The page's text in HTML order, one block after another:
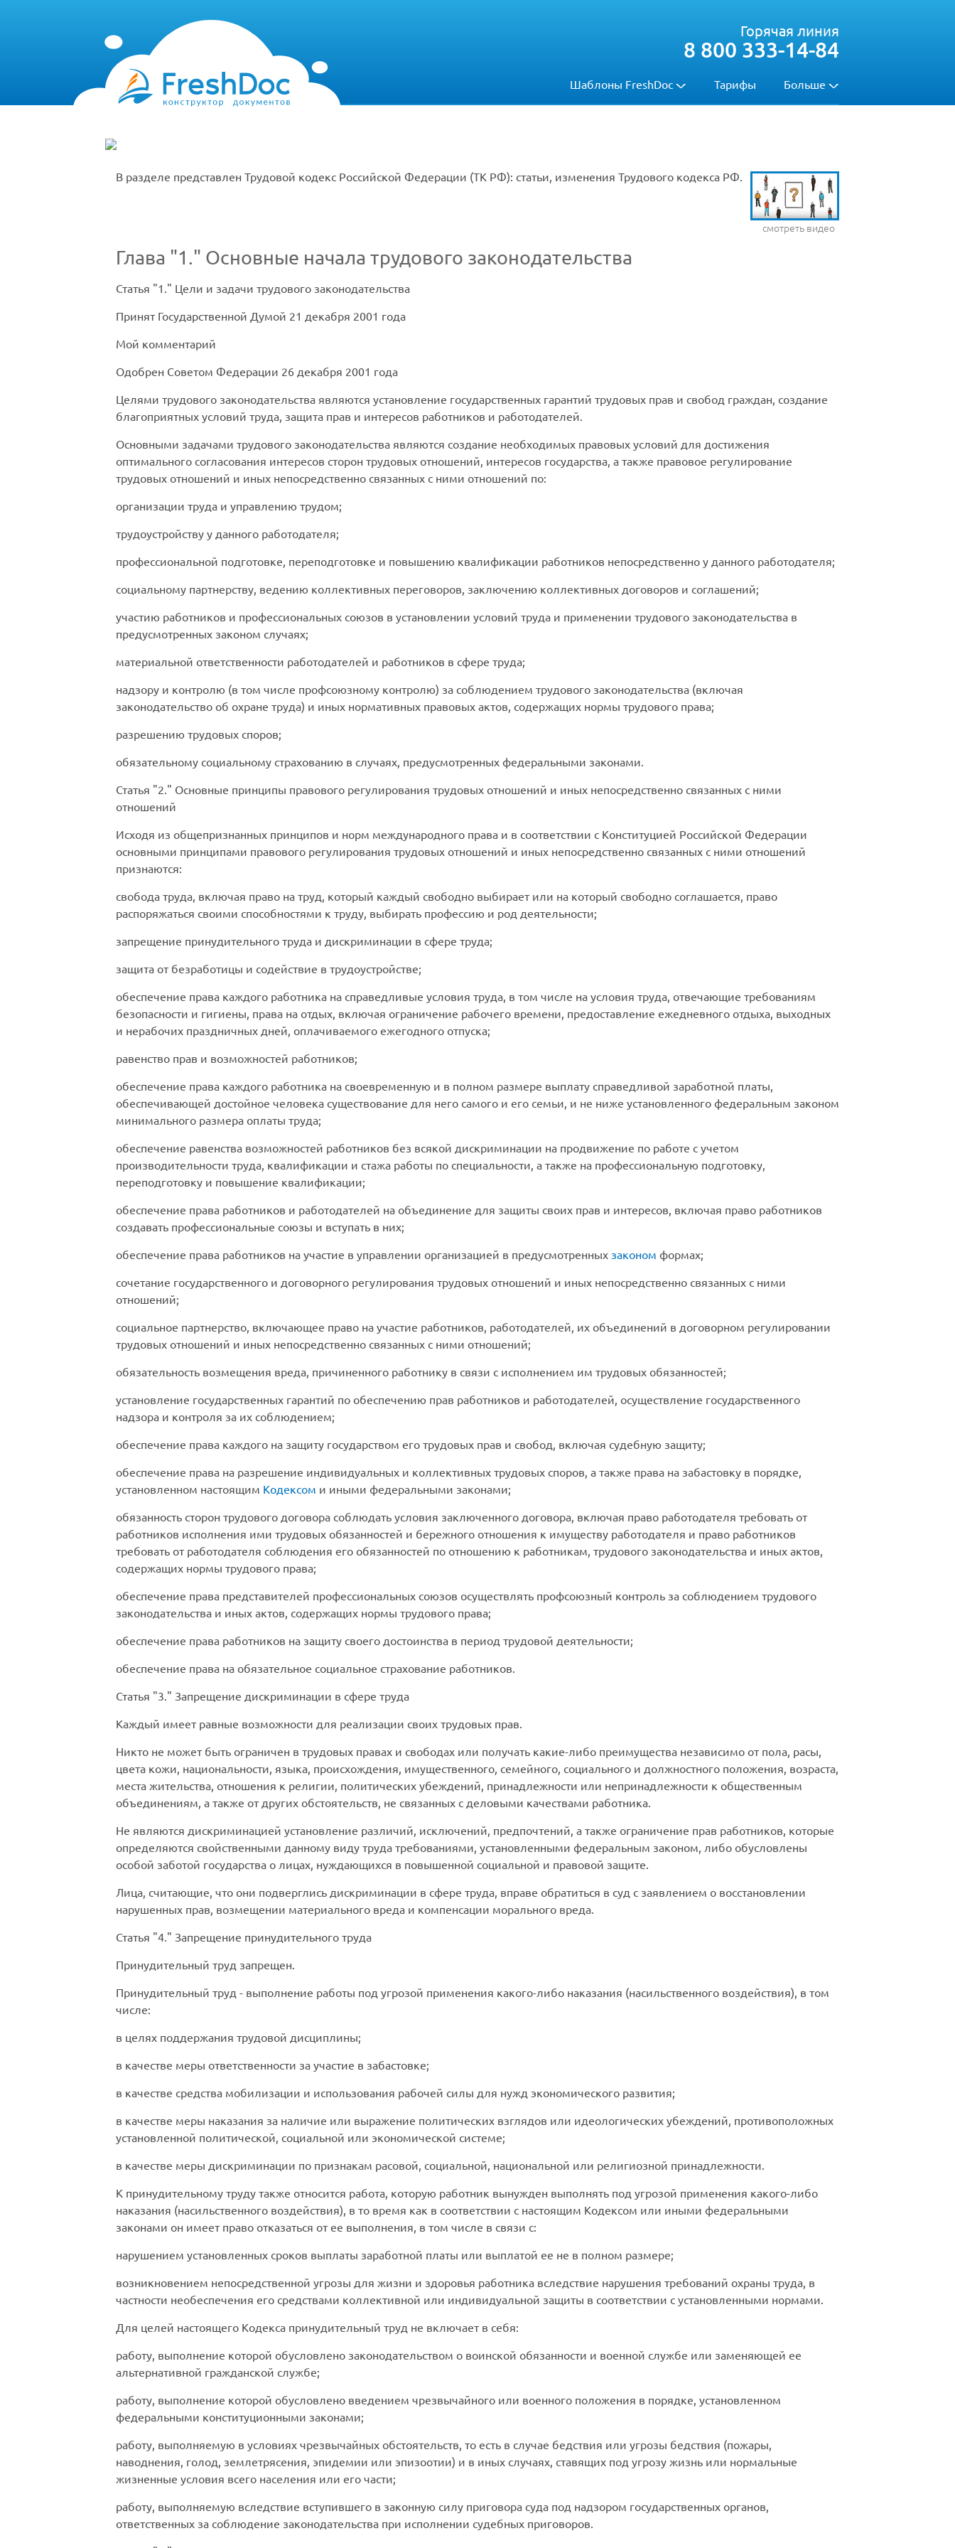
Шаблоны FreshDoc Тарифы Больше
Горячая линия
8 800 333-14-84
смотреть видео
В разделе представлен Трудовой кодекс Российской Федерации (ТК РФ): статьи, изменения Трудового кодекса РФ.
Глава 1. Основные начала трудового законодательства
Статья 1.
Цели и задачи трудового законодательства
Принят Государственной Думой 21 декабря 2001 года
Мой комментарий
Одобрен Советом Федерации 26 декабря 2001 года
Целями трудового законодательства являются установление государственных гарантий трудовых прав и свобод граждан, создание
благоприятных условий труда, защита прав и интересов работников и работодателей.
Основными задачами трудового законодательства являются создание необходимых правовых условий для достижения
оптимального согласования интересов сторон трудовых отношений, интересов государства, а также правовое регулирование
трудовых отношений и иных непосредственно связанных с ними отношений по:
организации труда и управлению трудом;
трудоустройству у данного работодателя;
профессиональной подготовке, переподготовке и повышению квалификации работников непосредственно у данного работодателя;
социальному партнерству, ведению коллективных переговоров, заключению коллективных договоров и соглашений;
участию работников и профессиональных союзов в установлении условий труда и применении трудового законодательства в
предусмотренных законом случаях;
материальной ответственности работодателей и работников в сфере труда;
надзору и контролю (в том числе профсоюзному контролю) за соблюдением трудового законодательства (включая
законодательство об охране труда) и иных нормативных правовых актов, содержащих нормы трудового права;
разрешению трудовых споров;
обязательному социальному страхованию в случаях, предусмотренных федеральными законами.
Статья
2.
Основные принципы правового регулирования трудовых отношений и иных непосредственно связанных с ними
отношений
Исходя из общепризнанных принципов и норм международного права и в соответствии с Конституцией Российской Федерации
основными принципами правового регулирования трудовых отношений и иных непосредственно связанных с ними отношений
признаются:
свобода труда, включая право на труд, который каждый свободно выбирает или на который свободно соглашается, право
распоряжаться своими способностями к труду, выбирать профессию и род деятельности;
запрещение принудительного труда и дискриминации в сфере труда;
защита от безработицы и содействие в трудоустройстве;
обеспечение права каждого работника на справедливые условия труда, в том числе на условия труда, отвечающие требованиям
безопасности и гигиены, права на отдых, включая ограничение рабочего времени, предоставление ежедневного отдыха, выходных
и нерабочих праздничных дней, оплачиваемого ежегодного отпуска;
равенство прав и возможностей работников;
обеспечение права каждого работника на своевременную и в полном размере выплату справедливой заработной платы,
обеспечивающей достойное человека существование для него самого и его семьи, и не ниже установленного федеральным законом
минимального размера оплаты труда;
обеспечение равенства возможностей работников без всякой дискриминации на продвижение по работе с учетом
производительности труда, квалификации и стажа работы по специальности, а также на профессиональную подготовку,
переподготовку и повышение квалификации;
обеспечение права работников и работодателей на объединение для защиты своих прав и интересов, включая право работников
создавать профессиональные союзы и вступать в них;
обеспечение права работников на участие в управлении организацией в предусмотренных законом формах;
сочетание государственного и договорного регулирования трудовых отношений и иных непосредственно связанных с ними
отношений;
социальное партнерство, включающее право на участие работников, работодателей, их объединений в договорном регулировании
трудовых отношений и иных непосредственно связанных с ними отношений;
обязательность возмещения вреда, причиненного работнику в связи с исполнением им трудовых обязанностей;
установление государственных гарантий по обеспечению прав работников и работодателей, осуществление государственного
надзора и контроля за их соблюдением;
обеспечение права каждого на защиту государством его трудовых прав и свобод, включая судебную защиту;
обеспечение права на разрешение индивидуальных и коллективных трудовых споров, а также права на забастовку в порядке,
установленном настоящим Кодексом и иными федеральными законами;
обязанность сторон трудового договора соблюдать условия заключенного договора, включая право работодателя требовать от
работников исполнения ими трудовых обязанностей и бережного отношения к имуществу работодателя и право работников
требовать от работодателя соблюдения его обязанностей по отношению к работникам, трудового законодательства и иных актов,
содержащих нормы трудового права;
обеспечение права представителей профессиональных союзов осуществлять профсоюзный контроль за соблюдением трудового
законодательства и иных актов, содержащих нормы трудового права;
обеспечение права работников на защиту своего достоинства в период трудовой деятельности;
обеспечение права на обязательное социальное страхование работников.
Статья
3. Запрещение дискриминации в сфере труда
Каждый имеет равные возможности для реализации своих трудовых прав.
Никто не может быть ограничен в трудовых правах и свободах или получать какие-либо преимущества независимо от пола, расы,
цвета кожи, национальности, языка, происхождения, имущественного, семейного, социального и должностного положения, возраста,
места жительства, отношения к религии, политических убеждений, принадлежности или непринадлежности к общественным
объединениям, а также от других обстоятельств, не связанных с деловыми качествами работника.
Не являются дискриминацией установление различий, исключений, предпочтений, а также ограничение прав работников, которые
определяются свойственными данному виду труда требованиями, установленными федеральным законом, либо обусловлены
особой заботой государства о лицах, нуждающихся в повышенной социальной и правовой защите.
Лица, считающие, что они подверглись дискриминации в сфере труда, вправе обратиться в суд с заявлением о восстановлении
нарушенных прав, возмещении материального вреда и компенсации морального вреда.
Статья 4. Запрещение принудительного труда
Принудительный труд запрещен.
Принудительный труд - выполнение работы под угрозой применения какого-либо наказания (насильственного воздействия), в том
числе:
в целях поддержания трудовой дисциплины;
в качестве меры ответственности за участие в забастовке;
в качестве средства мобилизации и использования рабочей силы для нужд экономического развития;
в качестве меры наказания за наличие или выражение политических взглядов или идеологических убеждений, противоположных
установленной политической, социальной или экономической системе;
в качестве меры дискриминации по признакам расовой, социальной, национальной или религиозной принадлежности.
К принудительному труду также относится работа, которую работник вынужден выполнять под угрозой применения какого-либо
наказания (насильственного воздействия), в то время как в соответствии с настоящим Кодексом или иными федеральными
законами он имеет право отказаться от ее выполнения, в том числе в связи с:
нарушением установленных сроков выплаты заработной платы или выплатой ее не в полном размере;
возникновением непосредственной угрозы для жизни и здоровья работника вследствие нарушения требований охраны труда, в
частности необеспечения его средствами коллективной или индивидуальной защиты в соответствии с установленными нормами.
Для целей настоящего Кодекса принудительный труд не включает в себя:
работу, выполнение которой обусловлено законодательством о воинской обязанности и военной службе или заменяющей ее
альтернативной гражданской службе;
работу, выполнение которой обусловлено введением чрезвычайного или военного положения в порядке, установленном
федеральными конституционными законами;
работу, выполняемую в условиях чрезвычайных обстоятельств, то есть в случае бедствия или угрозы бедствия (пожары,
наводнения, голод, землетрясения, эпидемии или эпизоотии) и в иных случаях, ставящих под угрозу жизнь или нормальные
жизненные условия всего населения или его части;
работу, выполняемую вследствие вступившего в законную силу приговора суда под надзором государственных органов,
ответственных за соблюдение законодательства при исполнении судебных приговоров.